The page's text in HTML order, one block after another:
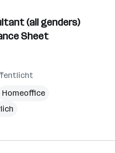
(all genders)
Sheet
Homeoffice